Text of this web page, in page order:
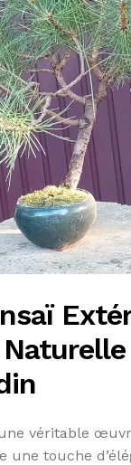
véritable
une touche